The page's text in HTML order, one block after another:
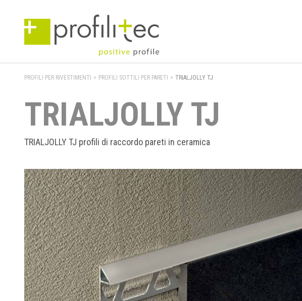
PROFILI PER RIVESTIMENTI > PROFILI SOTTILI PER PARETI > TRIALJOLLY TJ
TRIALJOLLY TJ
TRIALJOLLY TJ profili di raccordo pareti in ceramica